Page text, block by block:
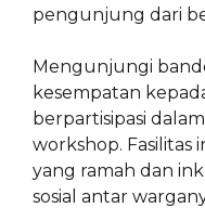
pengunjung dari
Mengunjungi
kesempatan
berpartisipasi
workshop. Fasilitas
yang ramah dan
sosial antar